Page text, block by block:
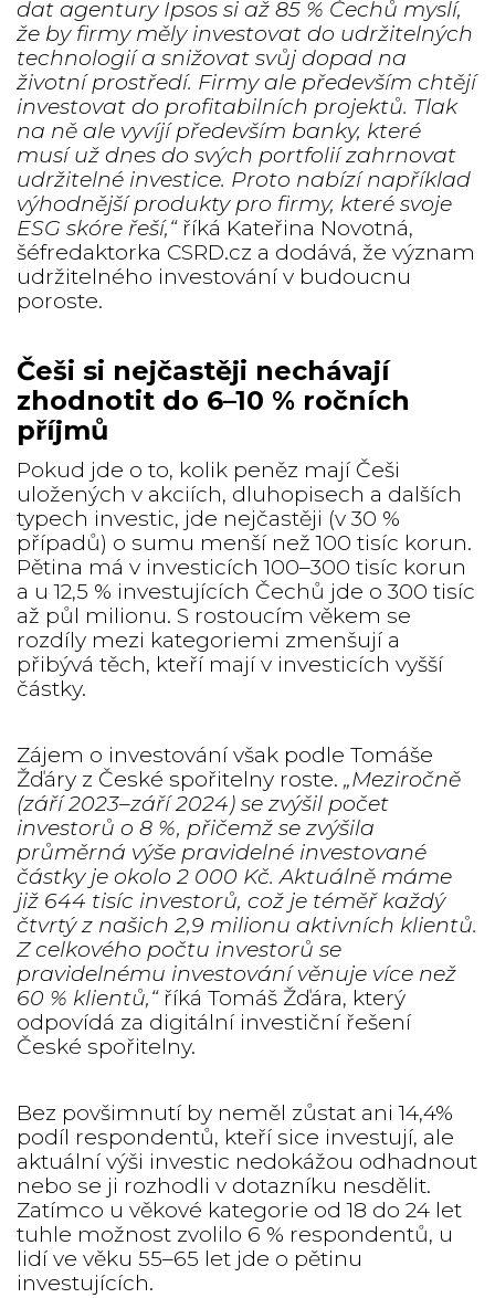
dat agentury Ipsos si až 85 % Čechů myslí,
že by firmy měly investovat do udržitelných
technologií a snižovat svůj dopad na
životní prostředí. Firmy ale především chtějí
investovat do profitabilních projektů. Tlak
na ně ale vyvíjí především banky, které
musí už dnes do svých portfolií zahrnovat
udržitelné investice. Proto nabízí například
výhodnější produkty pro firmy, které svoje
ESG skóre řeší,“ říká Kateřina Novotná,
šéfredaktorka CSRD.cz a dodává, že význam
udržitelného investování v budoucnu
poroste.
Češi si nejčastěji nechávají
zhodnotit do 6–10 % ročních
příjmů
Pokud jde o to, kolik peněz mají Češi
uložených v akciích, dluhopisech a dalších
typech investic, jde nejčastěji (v 30 %
případů) o sumu menší než 100 tisíc korun.
Pětina má v investicích 100–300 tisíc korun
a u 12,5 % investujících Čechů jde o 300 tisíc
až půl milionu. S rostoucím věkem se
rozdíly mezi kategoriemi zmenšují a
přibývá těch, kteří mají v investicích vyšší
částky.
Zájem o investování však podle Tomáše
Žďáry z České spořitelny roste. „Meziročně
(září 2023–září 2024) se zvýšil počet
investorů o 8 %, přičemž se zvýšila
průměrná výše pravidelné investované
částky je okolo 2 000 Kč. Aktuálně máme
již 644 tisíc investorů, což je téměř každý
čtvrtý z našich 2,9 milionu aktivních klientů.
Z celkového počtu investorů se
pravidelnému investování věnuje více než
60 % klientů,“ říká Tomáš Žďára, který
odpovídá za digitální investiční řešení
České spořitelny.
Bez povšimnutí by neměl zůstat ani 14,4%
podíl respondentů, kteří sice investují, ale
aktuální výši investic nedokážou odhadnout
nebo se ji rozhodli v dotazníku nesdělit.
Zatímco u věkové kategorie od 18 do 24 let
tuhle možnost zvolilo 6 % respondentů, u
lidí ve věku 55–65 let jde o pětinu
investujících.